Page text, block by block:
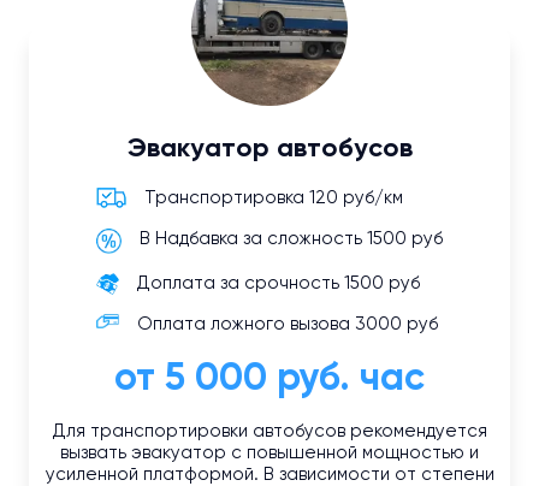
Эвакуатор автобусов
Транспортировка 120 руб/км
В Надбавка за сложность 1500 руб
Доплата за срочность 1500 руб
Оплата ложного вызова 3000 руб
от 5 000 руб. час
Для транспортировки автобусов рекомендуется
вызвать эвакуатор с повышенной мощностью и
усиленной платформой. В зависимости от степени